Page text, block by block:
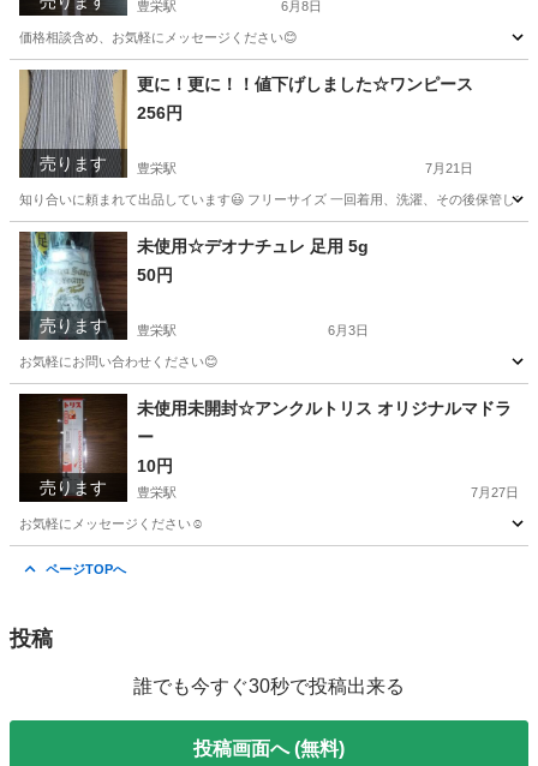
豊栄駅 6月8日
価格相談含め、お気軽にメッセージください😊
新潟 新潟市 豊栄駅 アクセサリー ブラスト
売ります
更に！更に！！値下げしました☆ワンピース
256円
豊栄駅 7月21日
知り合いに頼まれて出品しています😃 フリーサイズ 一回着用、洗濯、その後保管し
新潟 新潟市 豊栄駅 ワンピース インナー
売ります
未使用☆デオナチュレ 足用 5g
50円
豊栄駅 6月3日
お気軽にお問い合わせください😊
新潟 新潟市 豊栄駅 ボディケア デオナチュレ
売ります
未使用未開封☆アンクルトリス オリジナルマドラ
ー
10円
豊栄駅 7月27日
お気軽にメッセージください☺️
ページTOPへ
投稿
誰でも今すぐ30秒で投稿出来る
投稿画面へ (無料)